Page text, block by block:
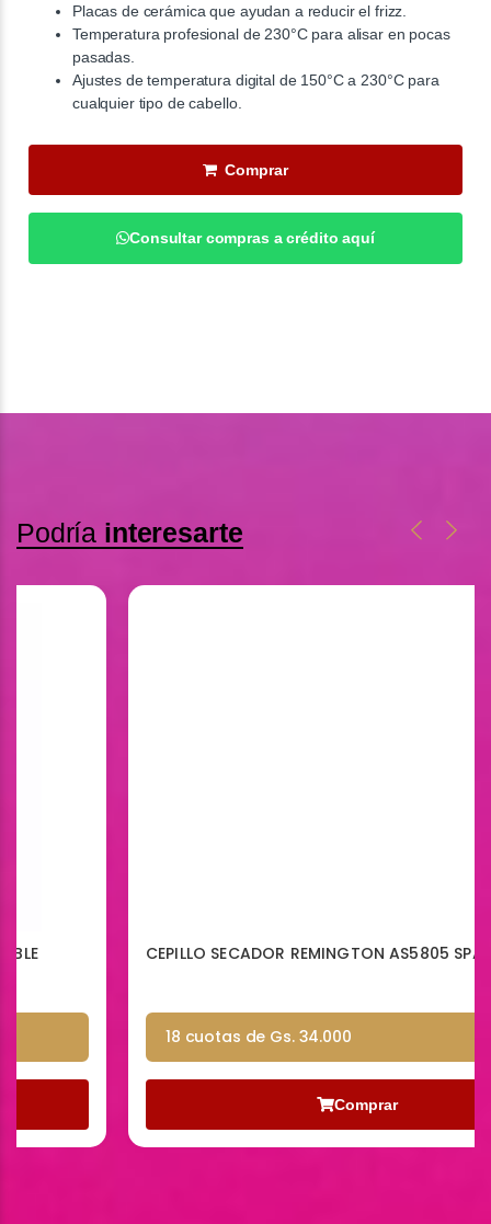
Placas de cerámica que ayudan a reducir el frizz.
Temperatura profesional de 230°C para alisar en pocas
pasadas.
Ajustes de temperatura digital de 150°C a 230°C para
cualquier tipo de cabello.
Comprar
Consultar compras a crédito aquí
Podría interesarte
CEPILLO SECADOR REMINGTON AS5805 SPAPHIR
18 cuotas de Gs. 34.000